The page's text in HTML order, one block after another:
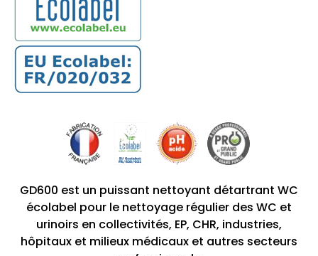
GD600 est un puissant nettoyant détartrant WC
écolabel pour le nettoyage régulier des WC et
urinoirs en collectivités, EP, CHR, industries,
hôpitaux et milieux médicaux et autres secteurs